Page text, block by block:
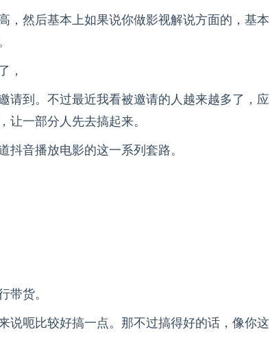
，然后基本上如果说你做影视解说方面的，基本
，
请到。不过最近我看被邀请的人越来越多了，应
让一部分人先去搞起来。
抖音播放电影的这一系列套路。
带货。
说呃比较好搞一点。那不过搞得好的话，像你这